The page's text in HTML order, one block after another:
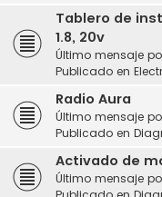
Tablero de
1.8, 20v
Último mensaje
Publicado en
Radio Aura
Último mensaje
Publicado en
Activado de
Último mensaje